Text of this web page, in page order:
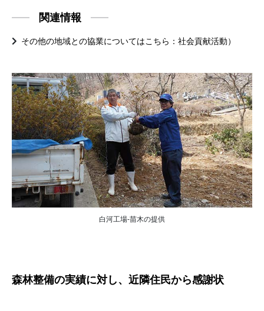
関連情報
その他の地域との協業についてはこちら：社会貢献活動）
白河工場-苗木の提供
森林整備の実績に対し、近隣住民から感謝状